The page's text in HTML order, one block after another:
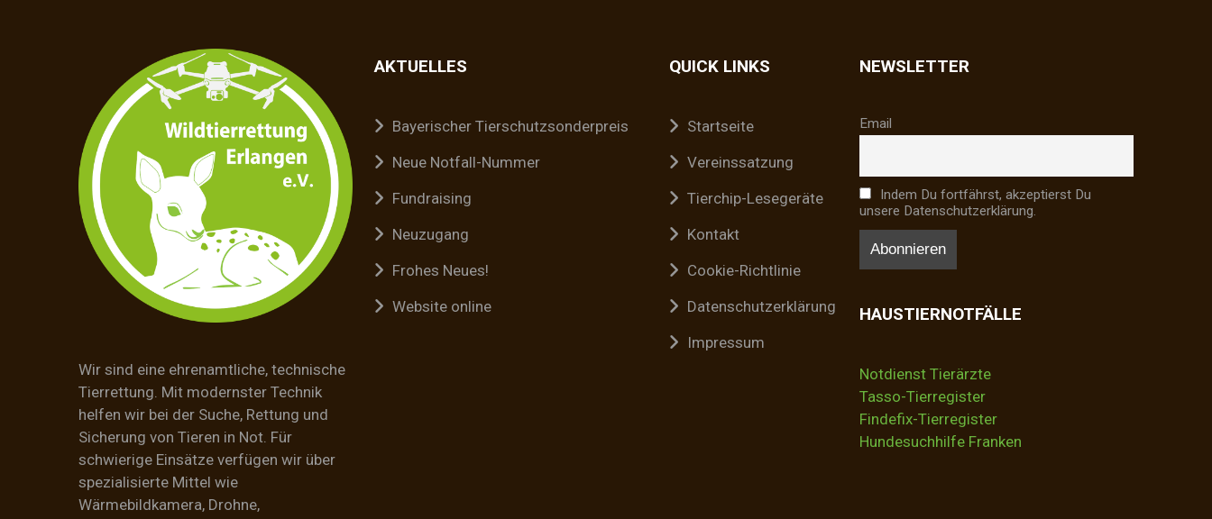
Wir sind eine ehrenamtliche, technische
Tierrettung. Mit modernster Technik
helfen wir bei der Suche, Rettung und
Sicherung von Tieren in Not. Für
schwierige Einsätze verfügen wir über
spezialisierte Mittel wie
Wärmebildkamera, Drohne,
AKTUELLES
Bayerischer Tierschutzsonderpreis
Neue Notfall-Nummer
Fundraising
Neuzugang
Frohes Neues!
Website online
QUICK LINKS
Startseite
Vereinssatzung
Tierchip-Lesegeräte
Kontakt
Cookie-Richtlinie
Datenschutzerklärung
Impressum
NEWSLETTER
Email
Indem Du fortfährst, akzeptierst Du
unsere Datenschutzerklärung.
HAUSTIERNOTFÄLLE
Notdienst Tierärzte
Tasso-Tierregister
Findefix-Tierregister
Hundesuchhilfe Franken